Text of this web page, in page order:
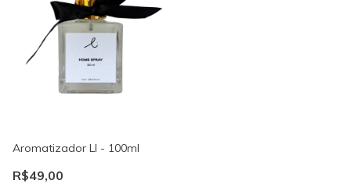
Aromatizador LI - 100ml
R$49,00